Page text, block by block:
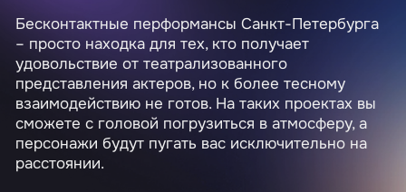
Бесконтактные перформансы Санкт-Петербурга
– просто находка для тех, кто получает
удовольствие от театрализованного
представления актеров, но к более тесному
взаимодействию не готов. На таких проектах вы
сможете с головой погрузиться в атмосферу, а
персонажи будут пугать вас исключительно на
расстоянии.